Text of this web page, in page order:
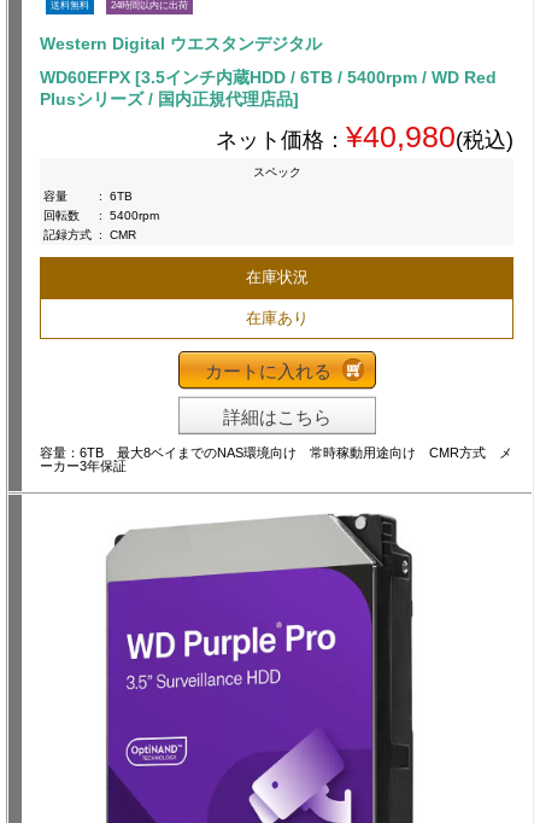
送料無料 24時間以内に出荷
Western Digital ウエスタンデジタル
WD60EFPX [3.5インチ内蔵HDD / 6TB / 5400rpm / WD Red
Plusシリーズ / 国内正規代理店品]
ネット価格： ¥40,980(税込)
スペック
容量
:
6TB
回転数
:
5400rpm
記録方式 : CMR
在庫状況
在庫あり
カートに入れる
詳細はこちら
容量：6TB 最大8ベイまでのNAS環境向け 常時稼動用途向け CMR方式 メ
ーカー3年保証